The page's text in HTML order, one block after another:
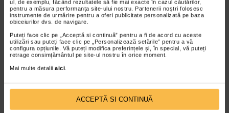
ul, de exemplu, făcând rezultatele să fie mai exacte în cazul căutărilor,
pentru a măsura performanța site-ului nostru. Partenerii noștri folosesc
instrumente de urmărire pentru a oferi publicitate personalizată pe baza
obiceiurilor dvs. de navigare.
Puteți face clic pe „Acceptă si continuă” pentru a fi de acord cu aceste
utilizări sau puteți face clic pe „Personalizează setările” pentru a vă
configura opțiunile. Vă puteți modifica preferințele și, în special, vă puteți
retrage consimțământul pe site-ul nostru în orice moment.
Mai multe detalii aici.
ACCEPTĂ SI CONTINUĂ
Gerovital H3 Evolution fiole cu
acid hialuronic X 10 fiole
H3 Evolution de la Farmec SA au
GH3 Derma+ Crema antirid si
fermitate, 50 ml, Gerovital